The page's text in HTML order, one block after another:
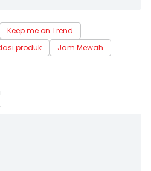
Keep me on Trend
produk Jam Mewah